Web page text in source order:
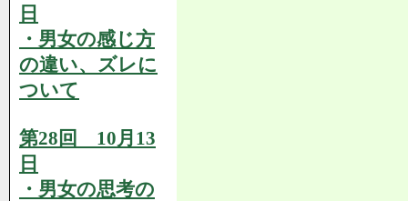
日
・男女の感じ方
の違い、ズレに
ついて
第28回 10月13
日
・男女の思考の